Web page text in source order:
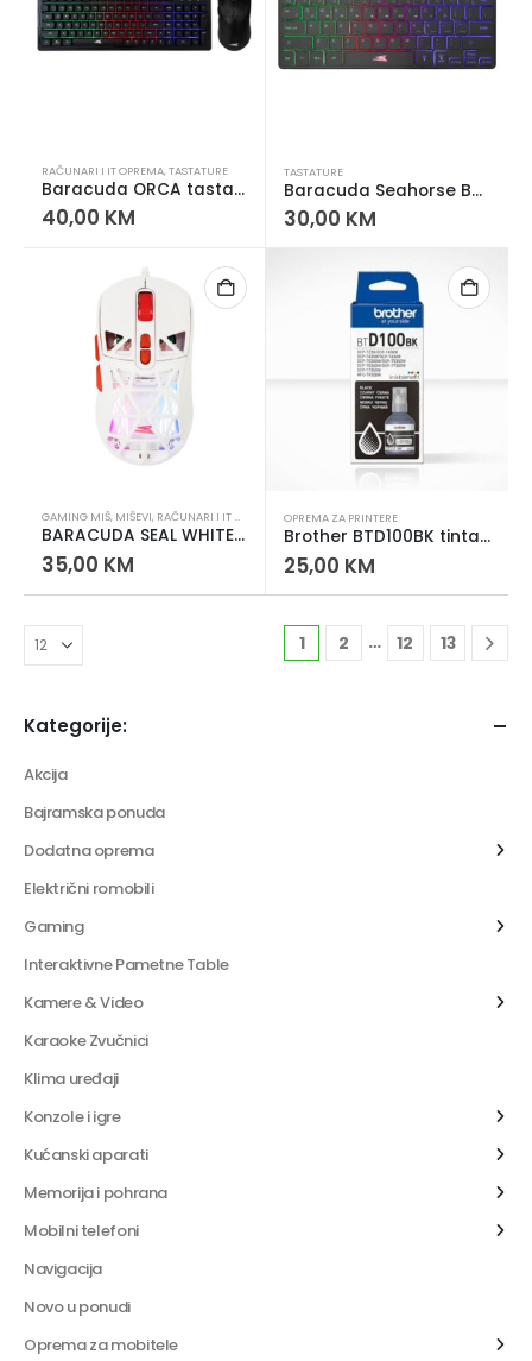
RAČUNARI I IT OPREMA,TASTATURE
Baracuda ORCA tastatura i miš USB set kancelarijski komplet
40,00 KM
TASTATURE
Baracuda Seahorse BGK-04141 RGB Gaming Tastatura 60% 64 Tipke
30,00 KM
GAMING MIŠ, MIŠEVI, RAČUNARI I IT OPREMA
BARACUDA SEAL WHITE GAMING MIŠ
35,00 KM
OPREMA ZA PRINTERE
Brother BTD100BK tinta – originalna crna (7500 stranica)
25,00 KM
1 2 … 12 13
Kategorije:
Akcija
Bajramska ponuda
Dodatna oprema
Električni romobili
Gaming
Interaktivne Pametne Table
Kamere & Video
Karaoke Zvučnici
Klima uređaji
Konzole i igre
Kućanski aparati
Memorija i pohrana
Mobilni telefoni
Navigacija
Novo u ponudi
Oprema za mobitele